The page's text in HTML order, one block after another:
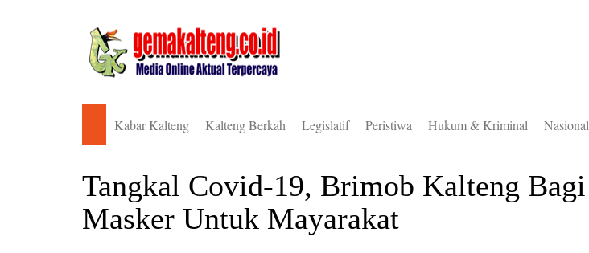
Kabar Kalteng
Pemkab Barito Timur
Pemkab Barito Utara
Kalteng Berkah Legislatif
DPRD Barito Timur
DPRD Barito Utara
Peristiwa Hukum & Kriminal Nasional
Tangkal Covid-19, Brimob Kalteng Bagi
Masker Untuk Mayarakat